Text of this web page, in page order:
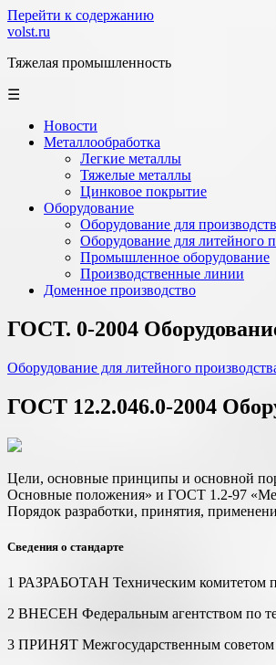
Перейти к содержанию
volst.ru
Тяжелая промышленность
☰
Новости
Металлообработка
Легкие металлы
Тяжелые металлы
Цинковое покрытие
Оборудование
Оборудование для
Оборудование для литейного
Промышленное оборудование
Производственные линии
Доменное производство
ГОСТ. 0-2004
Оборудование для литейного
ГОСТ 12.2.046.0-2004
Цели, основные принципы и основной
Основные положения» и ГОСТ 1.2-97
Порядок разработки, принятия,
Сведения о стандарте
1 РАЗРАБОТАН Техническим комитетом
2 ВНЕСЕН Федеральным агентством по
3 ПРИНЯТ Межгосударственным советом